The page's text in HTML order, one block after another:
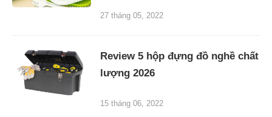
27 tháng 05, 2022
Review 5 hộp đựng đồ nghề chất
lượng 2026
15 tháng 06, 2022